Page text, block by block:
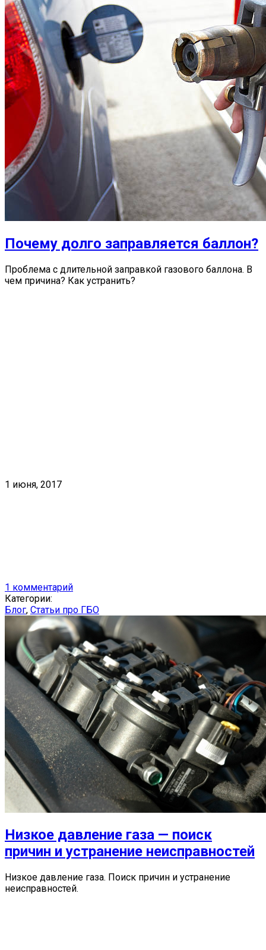
Почему долго заправляется баллон?
Проблема с длительной заправкой газового баллона. В
чем причина? Как устранить?
1 июня, 2017
1 комментарий
Категории:
Блог, Статьи про ГБО
Низкое давление газа — поиск
причин и устранение неисправностей
Низкое давление газа. Поиск причин и устранение
неисправностей.